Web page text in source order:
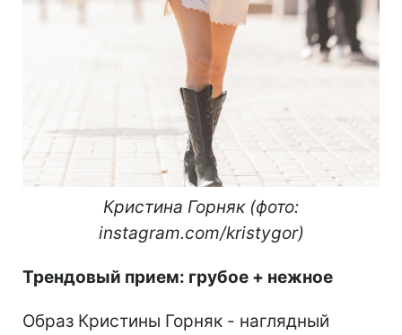
Кристина Горняк (фото:
instagram.com/kristygor)
Трендовый прием: грубое + нежное
Образ Кристины Горняк - наглядный